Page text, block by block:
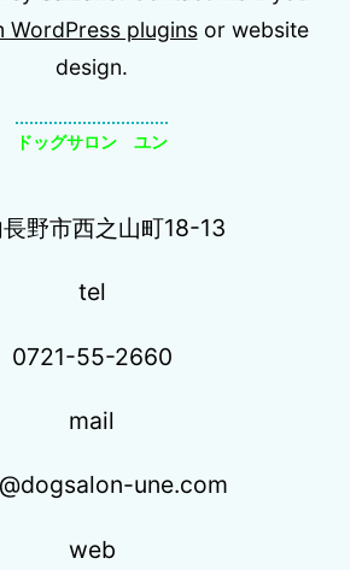
WordPress pluginsor website
design.
ドッグサロン ユン
野市西之山町18-13
tel
0721-55-2660
mail
une.com
web